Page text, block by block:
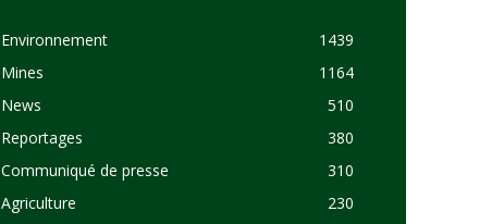
Environnement
1439
Mines
1164
News
510
Reportages
380
Communiqué de presse
310
Agriculture
230